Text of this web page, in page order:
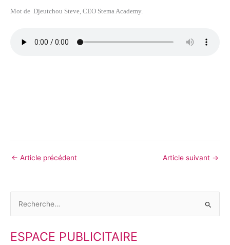
Mot de Djeutchou Steve, CEO Stema Academy.
← Article précédent Article suivant →
c
ESPACE PUBLICITAIRE